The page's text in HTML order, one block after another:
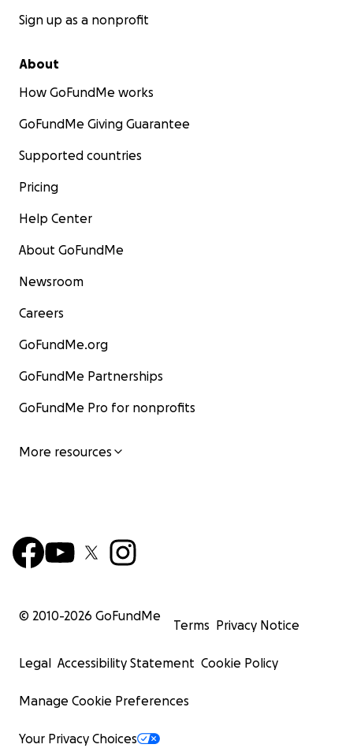
Sign up as a nonprofit
About
How GoFundMe works
GoFundMe Giving Guarantee
Supported countries
Pricing
Help Center
About GoFundMe
Newsroom
Careers
GoFundMe.org
GoFundMe Partnerships
GoFundMe Pro for nonprofits
More resources
© 2010-2026 GoFundMe
Terms Privacy Notice
Legal Accessibility Statement Cookie Policy
Manage Cookie Preferences
Your Privacy Choices